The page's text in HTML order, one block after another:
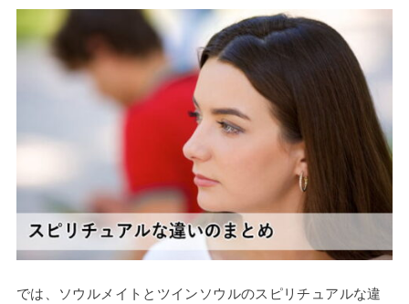
では、ソウルメイトとツインソウルのスピリチュアルな違